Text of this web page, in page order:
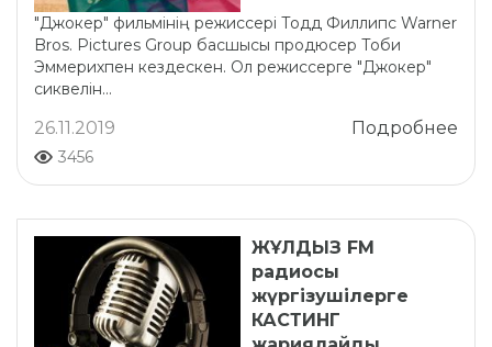
"Джокер" фильмінің режиссері Тодд Филлипс Warner
Bros. Pictures Group басшысы продюсер Тоби
Эммерихпен кездескен. Ол режиссерге "Джокер"
сиквелін...
Подробнее
26.11.2019
3456
ЖҰЛДЫЗ FM
радиосы
жүргізушілерге
КАСТИНГ